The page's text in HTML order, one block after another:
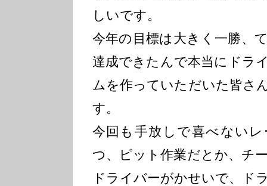
しいです。
今年の目標は大きく一勝、
達成できたんで本当にドラ
ムを作っていただいた皆さ
す。
今回も手放しで喜べない
つ、ピット作業だとか、チ
ドライバーがかせいで、ド